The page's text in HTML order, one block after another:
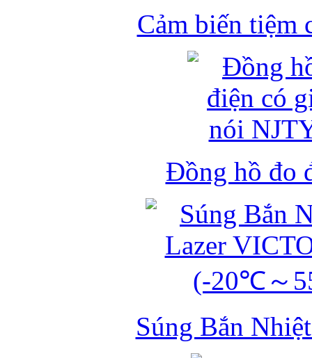
Cảm biến tiệm
Đồng hồ đo
Súng Bắn